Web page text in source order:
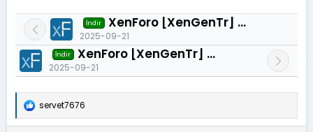
İndir XenForo [XenGenTr] Kayit panel uyarilari 2.0.3
2025-09-21
İndir XenForo [XenGenTr] XenForo ACP Güncelleme Uyarılarını Gizle 1.0.2
2025-09-21
T
e
servet7676